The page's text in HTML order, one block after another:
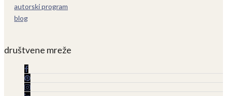
autorski program
blog
društvene mreže